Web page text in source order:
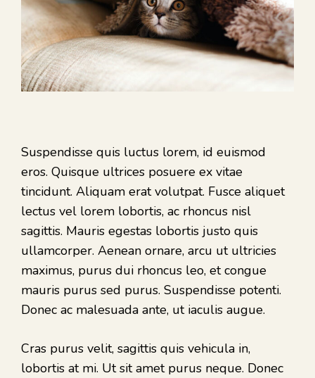
Suspendisse quis luctus lorem, id euismod
eros. Quisque ultrices posuere ex vitae
tincidunt. Aliquam erat volutpat. Fusce aliquet
lectus vel lorem lobortis, ac rhoncus nisl
sagittis. Mauris egestas lobortis justo quis
ullamcorper. Aenean ornare, arcu ut ultricies
maximus, purus dui rhoncus leo, et congue
mauris purus sed purus. Suspendisse potenti.
Donec ac malesuada ante, ut iaculis augue.
Cras purus velit, sagittis quis vehicula in,
lobortis at mi. Ut sit amet purus neque. Donec